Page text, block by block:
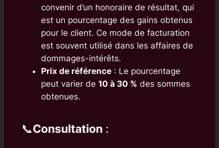
convenir d’un honoraire de résultat, qui
est un pourcentage des gains obtenus
pour le client. Ce mode de facturation
est souvent utilisé dans les affaires de
dommages-intérêts.
Prix de référence: Le pourcentage
peut varier de 10 à 30 % des sommes
obtenues.
📞Consultation :